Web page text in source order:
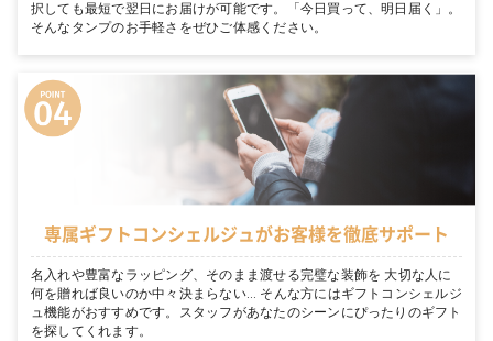
択しても最短で翌日にお届けが可能です。「今日買って、明日届く」。
そんなタンプのお手軽さをぜひご体感ください。
専属ギフトコンシェルジュがお客様を徹底サポート
名入れや豊富なラッピング、そのまま渡せる完璧な装飾を 大切な人に
何を贈れば良いのか中々決まらない… そんな方にはギフトコンシェルジ
ュ機能がおすすめです。スタッフがあなたのシーンにぴったりのギフト
を探してくれます。